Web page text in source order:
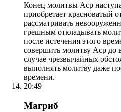
Конец молитвы Аср
приобретает красноватый
рассматривать
грешным откладывать
после истечения этого
совершить молитву Аср
случае чрезвычайных
выполнять молитву даже
времени.
20:49
Магриб